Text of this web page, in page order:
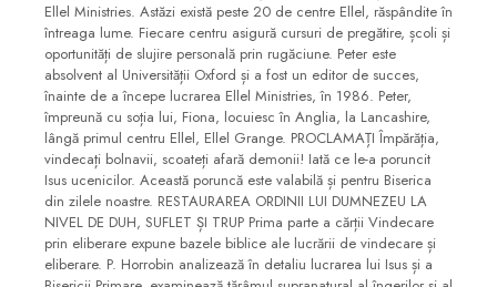
Poezii
Ellel Ministries. Astăzi există peste 20 de centre Ellel, răspândite în
întreaga lume. Fiecare centru asigură cursuri de pregătire, școli și
oportunități de slujire personală prin rugăciune. Peter este
absolvent al Universității Oxford și a fost un editor de succes,
înainte de a începe lucrarea Ellel Ministries, în 1986. Peter,
împreună cu soția lui, Fiona, locuiesc în Anglia, la Lancashire,
lângă primul centru Ellel, Ellel Grange. PROCLAMAȚI Împărăția,
vindecați bolnavii, scoateți afară demonii! Iată ce le-a poruncit
Isus ucenicilor. Această poruncă este valabilă și pentru Biserica
din zilele noastre. RESTAURAREA ORDINII LUI DUMNEZEU LA
NIVEL DE DUH, SUFLET ȘI TRUP Prima parte a cărții Vindecare
prin eliberare expune bazele biblice ale lucrării de vindecare și
eliberare. P. Horrobin analizează în detaliu lucrarea lui Isus și a